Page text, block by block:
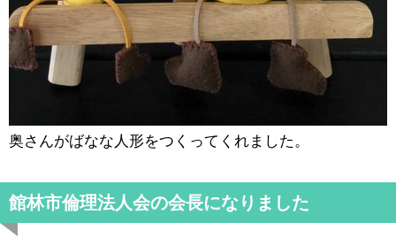
奥さんがばなな人形をつくってくれました。
館林市倫理法人会の会長になりました